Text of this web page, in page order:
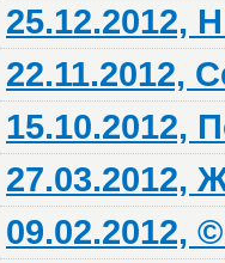
25.12.2012,
22.11.2012,
15.10.2012,
27.03.2012,
09.02.2012,